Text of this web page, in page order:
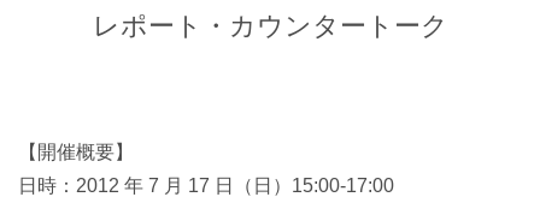
レポート・カウンタートーク
【開催概要】
日時：2012 年 7 月 17 日（日）15:00-17:00